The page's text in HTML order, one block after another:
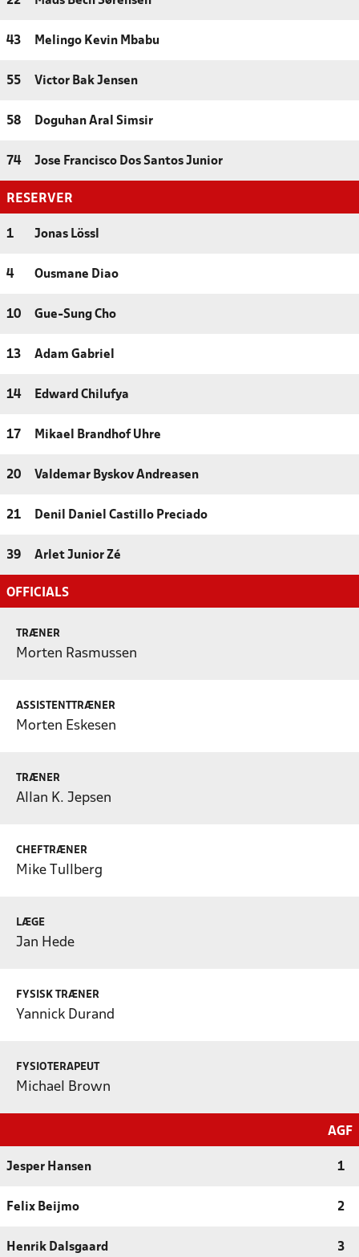
43 Melingo Kevin Mbabu
55 Victor Bak Jensen
58 Doguhan Aral Simsir
74 Jose Francisco Dos Santos Junior
RESERVER
1 Jonas Lössl
4 Ousmane Diao
10 Gue-Sung Cho
13 Adam Gabriel
14 Edward Chilufya
17 Mikael Brandhof Uhre
20 Valdemar Byskov Andreasen
21 Denil Daniel Castillo Preciado
39 Arlet Junior Zé
OFFICIALS
TRÆNER
Morten Rasmussen
ASSISTENTTRÆNER
Morten Eskesen
TRÆNER
Allan K. Jepsen
CHEFTRÆNER
Mike Tullberg
LÆGE
Jan Hede
FYSISK TRÆNER
Yannick Durand
FYSIOTERAPEUT
Michael Brown
AGF
Jesper Hansen 1
Felix Beijmo 2
Henrik Dalsgaard 3